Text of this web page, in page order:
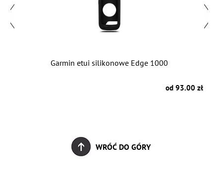
Garmin etui silikonowe Edge 1000
od 93.00 zł
WRÓĆ DO GÓRY